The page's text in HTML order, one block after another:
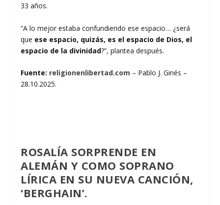
33 años.
“A lo mejor estaba confundiendo ese espacio… ¿será
que ese espacio, quizás, es el espacio de Dios, el
espacio de la divinidad?”, plantea después.
Fuente: religionenlibertad.com – Pablo J. Ginés –
28.10.2025.
ROSALÍA SORPRENDE EN
ALEMÁN Y COMO SOPRANO
LÍRICA EN SU NUEVA CANCIÓN,
‘BERGHAIN’.